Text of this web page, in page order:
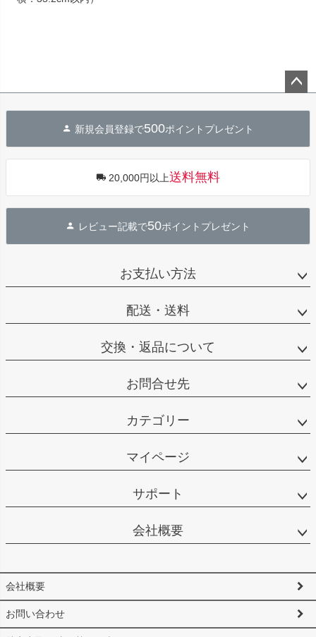
へ
新規会員登録で500ポイントプレゼント
20,000円以上送料無料
レビュー記載で50ポイントプレゼント
お支払い方法
配送・送料
交換・返品について
お問合せ先
カテゴリー
マイページ
サポート
会社概要
会社概要
お問い合わせ